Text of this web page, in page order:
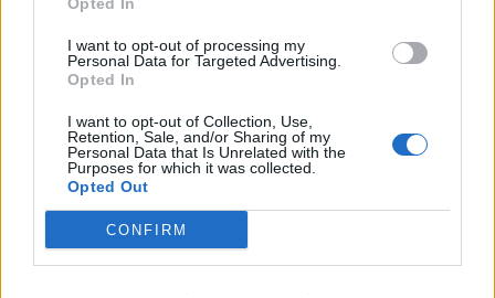
I want to opt-out of processing my
Personal Data for Targeted Advertising.
Opted In
I want to opt-out of Collection, Use,
Retention, Sale, and/or Sharing of my
Personal Data that Is Unrelated with the
Purposes for which it was collected.
Opted Out
CONFIRM